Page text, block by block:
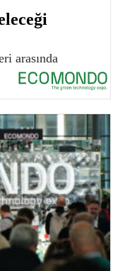
arasında